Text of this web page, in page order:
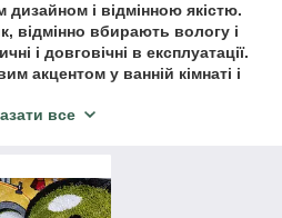
і відмінною якістю.
відмінно вбирають вологу і
і довговічні в експлуатації.
акцентом у ванній кімнаті і
все